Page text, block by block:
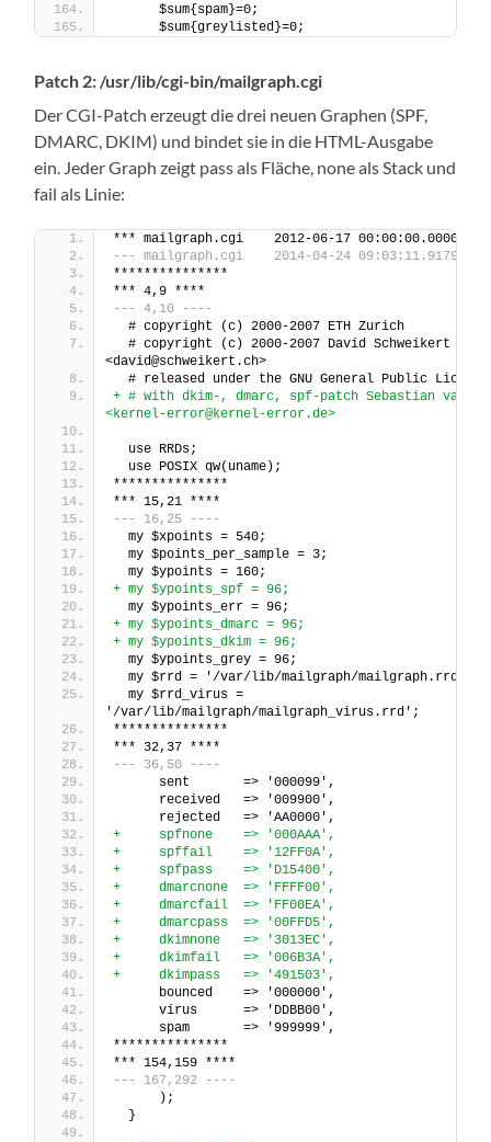
      $sum{spam}=0;
      $sum{greylisted}=0;
Patch 2: /usr/lib/cgi-bin/mailgraph.cgi
Der CGI-Patch erzeugt die drei neuen Graphen (SPF,
DMARC, DKIM) und bindet sie in die HTML-Ausgabe
ein. Jeder Graph zeigt pass als Fläche, none als Stack und
fail als Linie:
*** mailgraph.cgi    2012-06-17
--- mailgraph.cgi    2014-04-24
***************
*** 4,9 ****
--- 4,10 ----
  # copyright (c) 2000-2007 ETH Zurich
  # copyright (c) 2000-2007 David Schweikert
<david@schweikert.ch>
  # released under the GNU General Public License
+ # with dkim-, dmarc, spf-patch Sebastian van de
<kernel-error@kernel-error.de>
  use RRDs;
  use POSIX qw(uname);
***************
*** 15,21 ****
--- 16,25 ----
  my $xpoints = 540;
  my $points_per_sample = 3;
  my $ypoints = 160;
+ my $ypoints_spf = 96;
  my $ypoints_err = 96;
+ my $ypoints_dmarc = 96;
+ my $ypoints_dkim = 96;
  my $ypoints_grey = 96;
  my $rrd = '/var/lib/mailgraph/mailgraph.rrd';
  my $rrd_virus =
'/var/lib/mailgraph/mailgraph_virus.rrd';
***************
*** 32,37 ****
--- 36,50 ----
      sent       => '000099',
      received   => '009900',
      rejected   => 'AA0000',
+     spfnone    => '000AAA',
+     spffail    => '12FF0A',
+     spfpass    => 'D15400',
+     dmarcnone  => 'FFFF00',
+     dmarcfail  => 'FF00EA',
+     dmarcpass  => '00FFD5',
+     dkimnone   => '3013EC',
+     dkimfail   => '006B3A',
+     dkimpass   => '491503',
      bounced    => '000000',
      virus      => 'DDBB00',
      spam       => '999999',
***************
*** 154,159 ****
--- 167,292 ----
      );
  }